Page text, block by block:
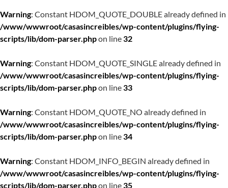
Warning: Constant HDOM_QUOTE_DOUBLE already defined in
/www/wwwroot/casasincreibles/wp-content/plugins/flying-
scripts/lib/dom-parser.phpon line32
Warning: Constant HDOM_QUOTE_SINGLE already defined in
/www/wwwroot/casasincreibles/wp-content/plugins/flying-
scripts/lib/dom-parser.phpon line33
Warning: Constant HDOM_QUOTE_NO already defined in
/www/wwwroot/casasincreibles/wp-content/plugins/flying-
scripts/lib/dom-parser.phpon line34
Warning: Constant HDOM_INFO_BEGIN already defined in
/www/wwwroot/casasincreibles/wp-content/plugins/flying-
scripts/lib/dom-parser.phpon line35